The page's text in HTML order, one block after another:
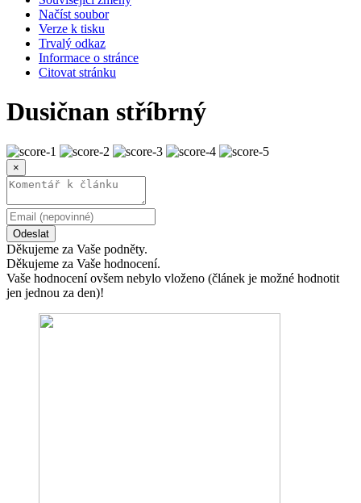
Načíst soubor
Verze k tisku
Trvalý odkaz
Informace o stránce
Citovat stránku
Dusičnan stříbrný
×
Odeslat
Děkujeme za Vaše podněty.
Děkujeme za Vaše hodnocení.
Vaše hodnocení ovšem nebylo vloženo (článek je možné hodnotit
jen jednou za den)!